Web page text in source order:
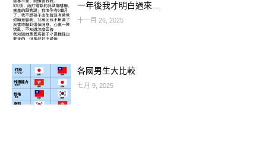
🐮 生肖牛：厚積薄發，一舉翻身
一年後我才明白過來…
十一月 26, 2025
各國男生大比較
七月 9, 2025